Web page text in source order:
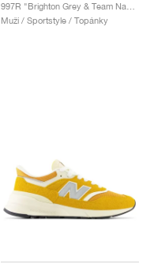
Muži / Sportstyle / Topánky